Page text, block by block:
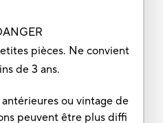
pièces. Ne convient
de 3 ans.
ou vintage de
peuvent être plus diffi